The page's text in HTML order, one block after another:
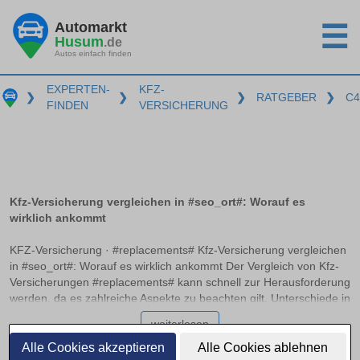
Alle Cookies akzeptieren Alle Cookies ablehnen
Automarkt
Husum.de
Autos einfach finden ☰
❯
EXPERTEN-
FINDEN
❯
KFZ-
VERSICHERUNG
❯ RATGEBER ❯
Kfz-Versicherung vergleichen in #seo_ort#: Worauf es
wirklich ankommt
KFZ-Versicherung · #replacements# Kfz-Versicherung vergleichen
in #seo_ort#: Worauf es wirklich ankommt Der Vergleich von Kfz-
Versicherungen #replacements# kann schnell zur Herausforderung
werden, da es zahlreiche Aspekte zu beachten gilt. Unterschiede in
Haftpflicht, Teilkasko und Vollkasko, empfohlene
Deckungssummen sowie die Bedeutung von Typ- und
Regionalklassen spielen eine entscheidende Rolle. Dieser Artikel
weiterlesen